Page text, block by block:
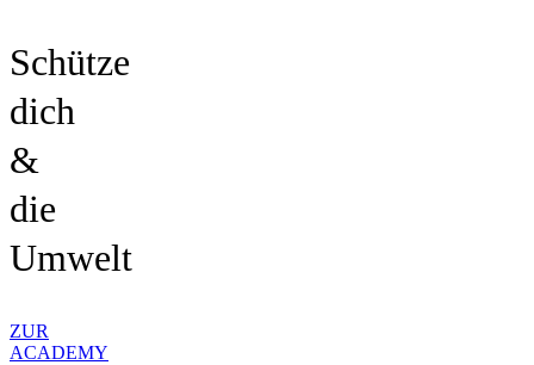
Schütze
dich
&
die
Umwelt
ZUR
ACADEMY